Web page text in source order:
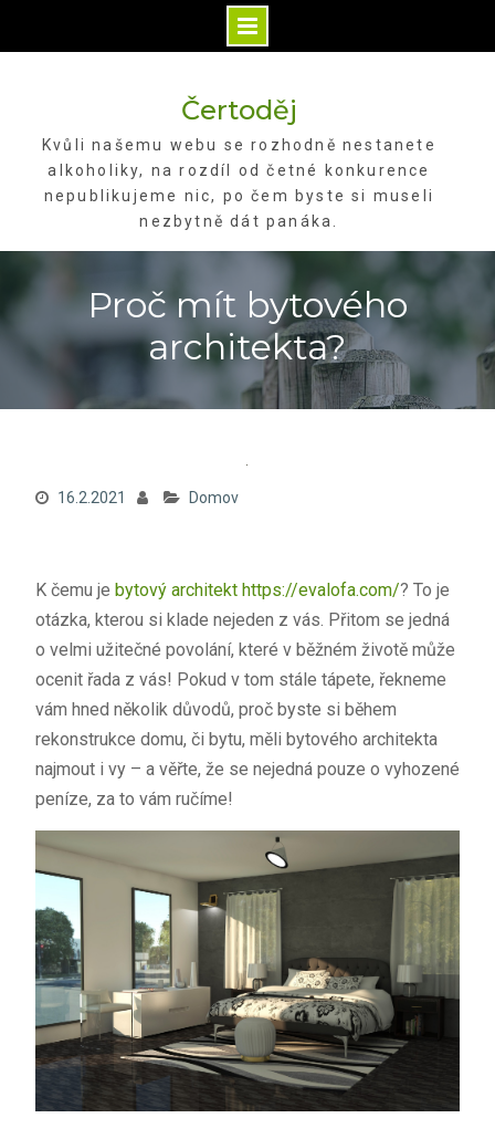
Čertoděj
Kvůli našemu webu se rozhodně nestanete
alkoholiky, na rozdíl od četné konkurence
nepublikujeme nic, po čem byste si museli
nezbytně dát panáka.
Proč mít bytového
architekta?
16.2.2021 Domov
K čemu je bytový architekt https://evalofa.com/? To je
otázka, kterou si klade nejeden z vás. Přitom se jedná
o velmi užitečné povolání, které v běžném životě může
ocenit řada z vás! Pokud v tom stále tápete, řekneme
vám hned několik důvodů, proč byste si během
rekonstrukce domu, či bytu, měli bytového architekta
najmout i vy – a věřte, že se nejedná pouze o vyhozené
peníze, za to vám ručíme!